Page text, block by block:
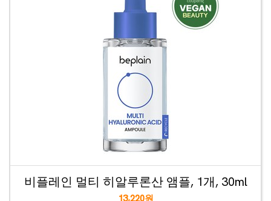
비플레인 멀티 히알루론산 앰플, 1개, 30ml
13,220원